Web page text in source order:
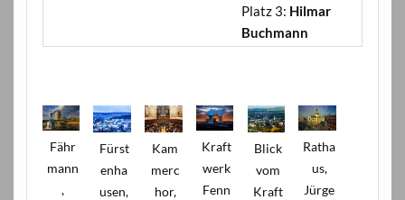
Platz 3: Hilmar
Buchmann
Fähr
mann
,
Fürst
enha
usen,
Kam
merc
hor,
Kraft
werk
Fenn
Blick
vom
Kraft
Ratha
us,
Jürge